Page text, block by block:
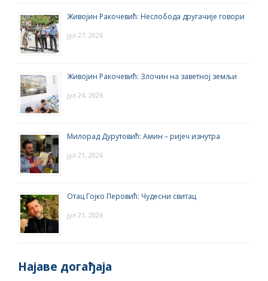
Живојин Ракочевић: Неслобода другачије говори
јул 27, 2026
Живојин Ракочевић: Злочин на заветној земљи
јул 24, 2026
Милорад Дурутовић: Амин – ријеч изнутра
јул 21, 2026
Отац Гојко Перовић: Чудесни свитац
јул 21, 2026
Најаве догађаја